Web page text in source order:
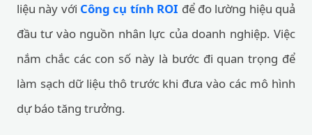
liệu này với Công cụ tính ROI để đo lường hiệu quả
đầu tư vào nguồn nhân lực của doanh nghiệp. Việc
nắm chắc các con số này là bước đi quan trọng để
làm sạch dữ liệu thô trước khi đưa vào các mô hình
dự báo tăng trưởng.